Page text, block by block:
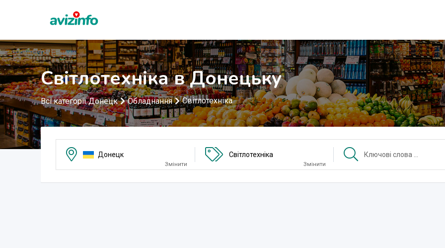
Світлотехніка в Донецьку
Всі категорії Донецк Обладнання Світлотехніка
Донецк
Змінити
Світлотехніка
Змінити